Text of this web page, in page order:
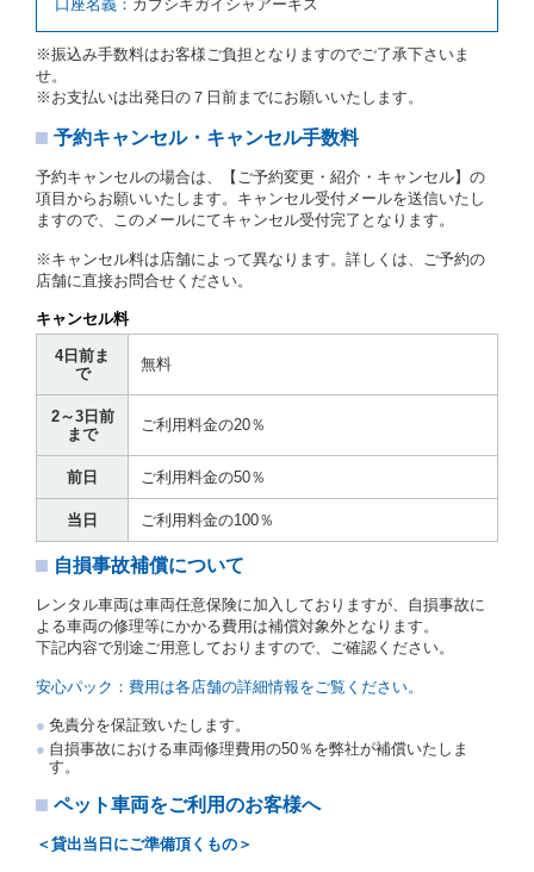
第６条（免責）
当社及び借受人は、予約が取り消され、又は貸渡契約
が締結されなかったことについて、第４条及び第５条
に定める場合を除き、相互に何らの請求をしないもの
とします。
第３章／貸 渡 し
第７条（貸渡契約の締結）
借受人は第２条第１項に定める借受条件を明示し、当
貸渡契約を締結するものとします。ただし、貸し渡す
ことができるレンタカーがない場合又は借受人若しく
は運転者が第８条第１項若しくは第２項各号のいずれ
かに該当する場合を除きます。
貸渡契約を締結した場合、借受人は当社に第１0条第
１項に定める貸渡料金を支払うものとします。
運転者の義務と定められた事項を遵守するものとしま
す。
当社は、監督官庁の基本通達（注１）に基づき、貸渡
運転者の氏名、住所、運転免許の種類及び運転免許証
写しを添付するため、貸渡契約の締結にあたり、借受
人に対し、借受人の指定する運転者（以下「運転者」
といいます。）の運転免許証の提示を求めるほか、そ
の写しの提出を求めることがあります。この場合、借
受人は、自己が運転者であるときは自己の運転免許証
の運転免許証を提示するものとします。
交通局長通達「レンタカーに関する基本通達」（自
旅第138号 平成7年6月13日）の２．(10)及び(11)の
注２）運転免許証とは、道路交通法第９２条に規定
される運転免許証のうち、道路交通法施行規則第１
９条別記様式第１４の書式の運転免許証をいいま
す。
口座名義： カブシキガイシャアーキス
※振込み手数料はお客様ご負担となりますのでご了承下さいま
せ。
※お支払いは出発日の７日前までにお願いいたします。
予約キャンセル・キャンセル手数料
予約キャンセルの場合は、【ご予約変更・紹介・キャンセル】の
項目からお願いいたします。キャンセル受付メールを送信いたし
ますので、このメールにてキャンセル受付完了となります。
※キャンセル料は店舗によって異なります。詳しくは、ご予約の
店舗に直接お問合せください。
キャンセル料
4日前ま
で
無料
2～3日前
まで
ご利用料金の20％
前日 ご利用料金の50％
当日 ご利用料金の100％
自損事故補償について
レンタル車両は車両任意保険に加入しておりますが、自損事故に
よる車両の修理等にかかる費用は補償対象外となります。
下記内容で別途ご用意しておりますので、ご確認ください。
安心パック：費用は各店舗の詳細情報をご覧ください。
免責分を保証致いたします。
自損事故における車両修理費用の50％を弊社が補償いたしま
す。
ペット車両をご利用のお客様へ
＜貸出当日にご準備頂くもの＞